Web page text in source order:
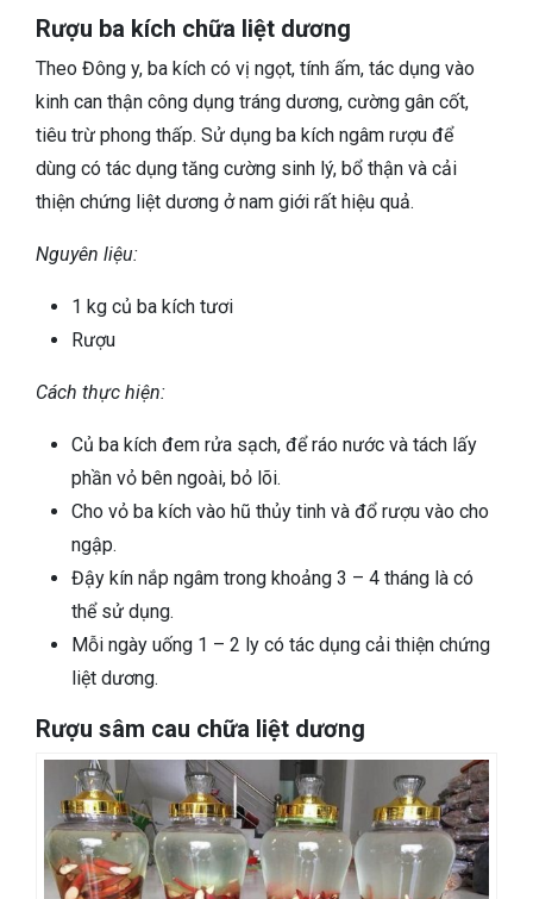
Rượu ba kích chữa liệt dương
Theo Đông y, ba kích có vị ngọt, tính ấm, tác dụng vào
kinh can thận công dụng tráng dương, cường gân cốt,
tiêu trừ phong thấp. Sử dụng ba kích ngâm rượu để
dùng có tác dụng tăng cường sinh lý, bổ thận và cải
thiện chứng liệt dương ở nam giới rất hiệu quả.
Nguyên liệu:
1 kg củ ba kích tươi
Rượu
Cách thực hiện:
Củ ba kích đem rửa sạch, để ráo nước và tách lấy
phần vỏ bên ngoài, bỏ lõi.
Cho vỏ ba kích vào hũ thủy tinh và đổ rượu vào cho
ngập.
Đậy kín nắp ngâm trong khoảng 3 – 4 tháng là có
thể sử dụng.
Mỗi ngày uống 1 – 2 ly có tác dụng cải thiện chứng
liệt dương.
Rượu sâm cau chữa liệt dương